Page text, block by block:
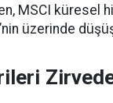
MSCI küresel
üzerinde